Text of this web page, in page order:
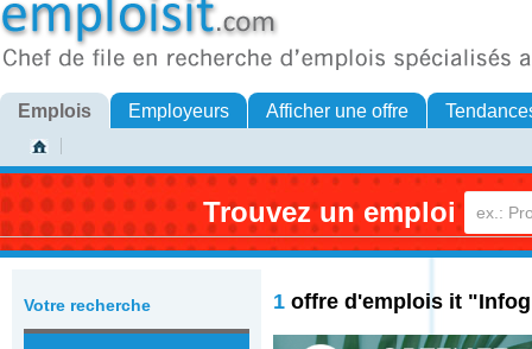
Emplois Employeurs Afficher une offre
Trouvez un emploi
Votre recherche 1 offre d'emplois it